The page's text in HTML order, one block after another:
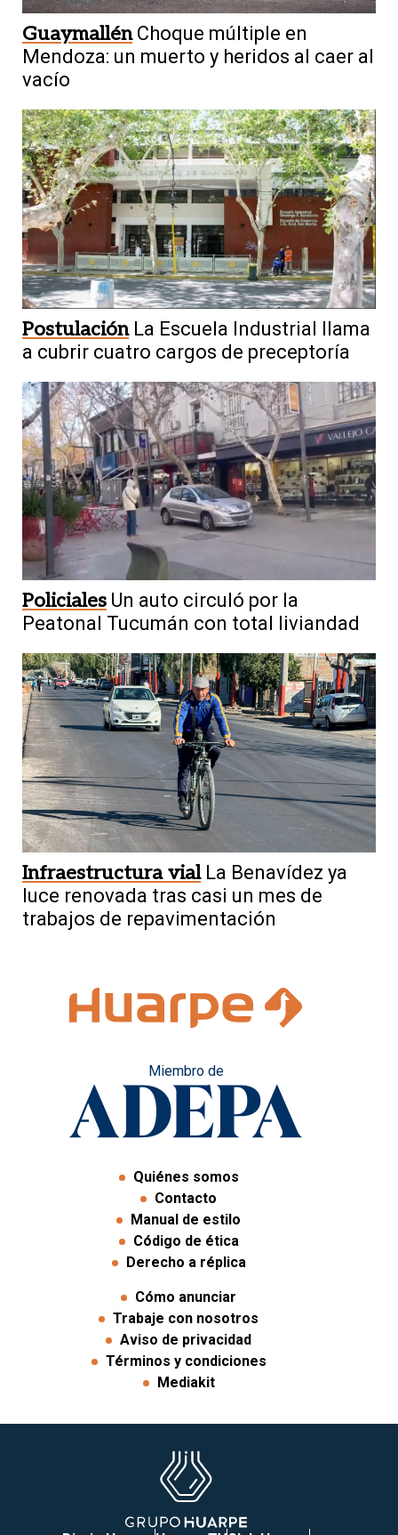
Guaymallén Choque múltiple en
Mendoza: un muerto y heridos al caer al
vacío
Postulación La Escuela Industrial llama
a cubrir cuatro cargos de preceptoría
Policiales Un auto circuló por la
Peatonal Tucumán con total liviandad
Infraestructura vial La Benavídez ya
luce renovada tras casi un mes de
trabajos de repavimentación
Miembro de
Quiénes somos
Contacto
Manual de estilo
Código de ética
Derecho a réplica
Cómo anunciar
Trabaje con nosotros
Aviso de privacidad
Términos y condiciones
Mediakit